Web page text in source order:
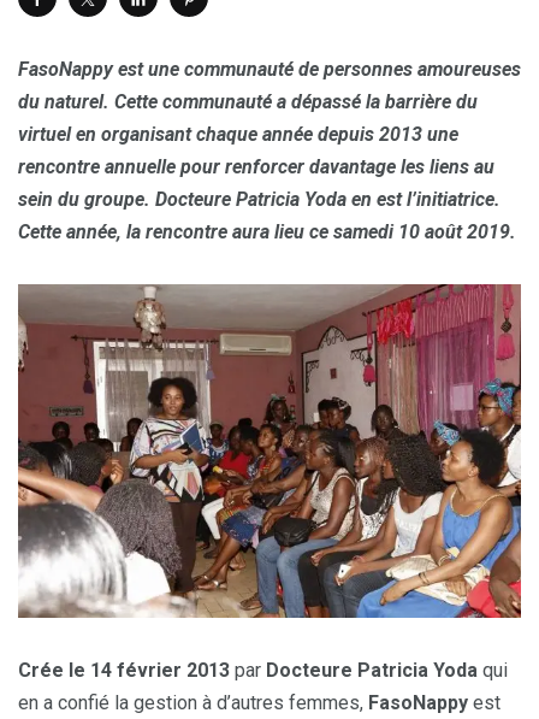
FasoNappy est une communauté de personnes amoureuses
du naturel. Cette communauté a dépassé la barrière du
virtuel en organisant chaque année depuis 2013 une
rencontre annuelle pour renforcer davantage les liens au
sein du groupe. Docteure Patricia Yoda en est l’initiatrice.
Cette année, la rencontre aura lieu ce samedi 10 août 2019.
Crée le 14 février 2013 par Docteure Patricia Yoda qui
en a confié la gestion à d’autres femmes, FasoNappy est